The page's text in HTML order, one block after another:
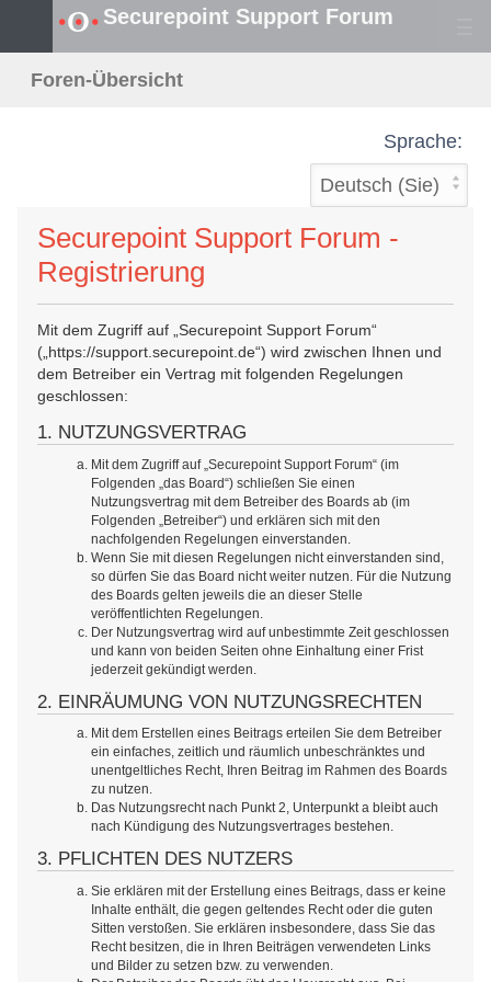
Securepoint Support Forum
Foren-Übersicht
Sprache:
Securepoint Support Forum -
Registrierung
Mit dem Zugriff auf „Securepoint Support Forum“
(„https://support.securepoint.de“) wird zwischen Ihnen und
dem Betreiber ein Vertrag mit folgenden Regelungen
geschlossen:
1. NUTZUNGSVERTRAG
Mit dem Zugriff auf „Securepoint Support Forum“ (im
Folgenden „das Board“) schließen Sie einen
Nutzungsvertrag mit dem Betreiber des Boards ab (im
Folgenden „Betreiber“) und erklären sich mit den
nachfolgenden Regelungen einverstanden.
Wenn Sie mit diesen Regelungen nicht einverstanden sind,
so dürfen Sie das Board nicht weiter nutzen. Für die Nutzung
des Boards gelten jeweils die an dieser Stelle
veröffentlichten Regelungen.
Der Nutzungsvertrag wird auf unbestimmte Zeit geschlossen
und kann von beiden Seiten ohne Einhaltung einer Frist
jederzeit gekündigt werden.
2. EINRÄUMUNG VON NUTZUNGSRECHTEN
Mit dem Erstellen eines Beitrags erteilen Sie dem Betreiber
ein einfaches, zeitlich und räumlich unbeschränktes und
unentgeltliches Recht, Ihren Beitrag im Rahmen des Boards
zu nutzen.
Das Nutzungsrecht nach Punkt 2, Unterpunkt a bleibt auch
nach Kündigung des Nutzungsvertrages bestehen.
3. PFLICHTEN DES NUTZERS
Sie erklären mit der Erstellung eines Beitrags, dass er keine
Inhalte enthält, die gegen geltendes Recht oder die guten
Sitten verstoßen. Sie erklären insbesondere, dass Sie das
Recht besitzen, die in Ihren Beiträgen verwendeten Links
und Bilder zu setzen bzw. zu verwenden.
Der Betreiber des Boards übt das Hausrecht aus. Bei